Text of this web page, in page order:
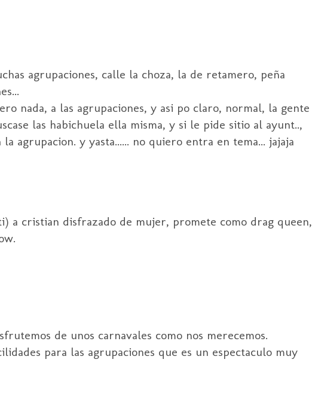
agrupaciones, calle la choza, la de retamero, peña
nada, a las agrupaciones, y asi po claro, normal, la gente
las habichuela ella misma, y si le pide sitio al ayunt..,
agrupacion. y yasta...... no quiero entra en tema... jajaja
a cristian disfrazado de mujer, promete como drag queen,
de unos carnavales como nos merecemos.
para las agrupaciones que es un espectaculo muy